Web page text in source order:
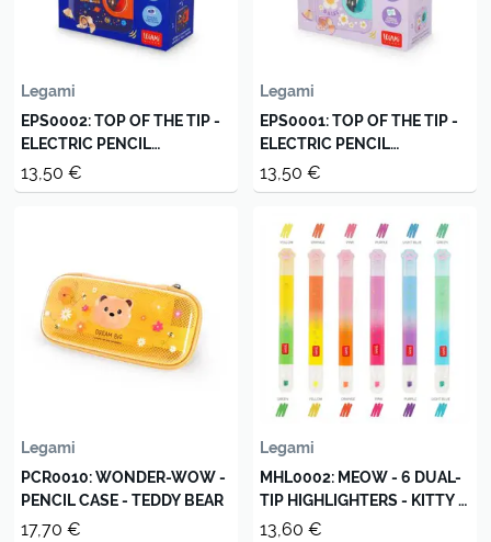
Legami
EPS0002: TOP OF THE TIP -
ELECTRIC PENCIL
SHARPENER - SPACE
13,50 €
Legami
EPS0001: TOP OF THE TIP -
ELECTRIC PENCIL
SHARPENER - DAISY
13,50 €
Legami
PCR0010: WONDER-WOW -
PENCIL CASE - TEDDY BEAR
17,70 €
Legami
MHL0002: MEOW - 6 DUAL-
TIP HIGHLIGHTERS - KITTY -
MULTICOLOR INK
13,60 €